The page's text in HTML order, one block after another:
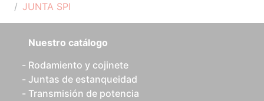
JUNTA SPI
Nuestro catálogo
Rodamiento y cojinete
Juntas de estanqueidad
Transmisión de potencia